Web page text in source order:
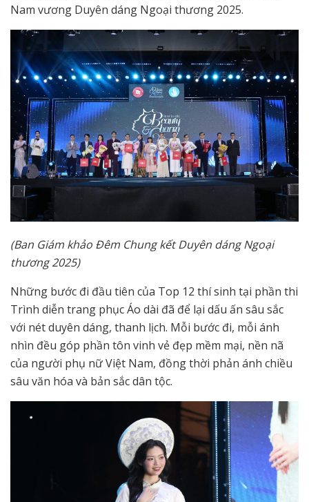
Nam vương Duyên dáng Ngoại thương 2025.
(Ban Giám khảo Đêm Chung kết Duyên dáng Ngoại
thương 2025)
Những bước đi đầu tiên của Top 12 thí sinh tại phần thi
Trình diễn trang phục Áo dài đã để lại dấu ấn sâu sắc
với nét duyên dáng, thanh lịch. Mỗi bước đi, mỗi ánh
nhìn đều góp phần tôn vinh vẻ đẹp mềm mại, nền nã
của người phụ nữ Việt Nam, đồng thời phản ánh chiều
sâu văn hóa và bản sắc dân tộc.